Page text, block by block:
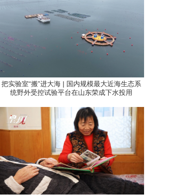
把实验室“搬”进大海 | 国内规模最大近海生态系
统野外受控试验平台在山东荣成下水投用